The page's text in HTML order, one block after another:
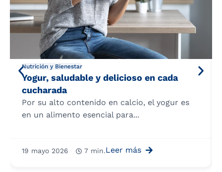
Nutrición y Bienestar
Yogur, saludable y delicioso en cada
cucharada
Por su alto contenido en calcio, el yogur es
en un alimento esencial para...
19 mayo 2026 7 min.Leer más